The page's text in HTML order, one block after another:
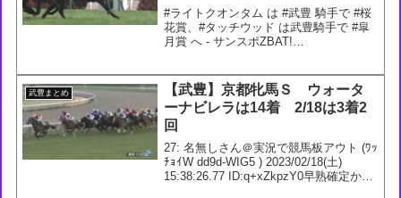
#ライトクオンタム は #武豊 騎手で #桜
花賞、#タッチウッド は武豊騎手で #皐
月賞 へ - サンスポZBAT!
ポZBAT！競馬 (@sa...
武豊まとめ
【武豊】京都牝馬Ｓ ウォータ
ーナビレラは14着 2/18は3着2
回
27: 名無しさん＠実況で競馬板アウト (ﾜｯ
ﾁｮｲW dd9d-WIG5 ) 2023/02/18(土)
15:38:26.77 ID:q+xZkpzY0早熟確定か29: